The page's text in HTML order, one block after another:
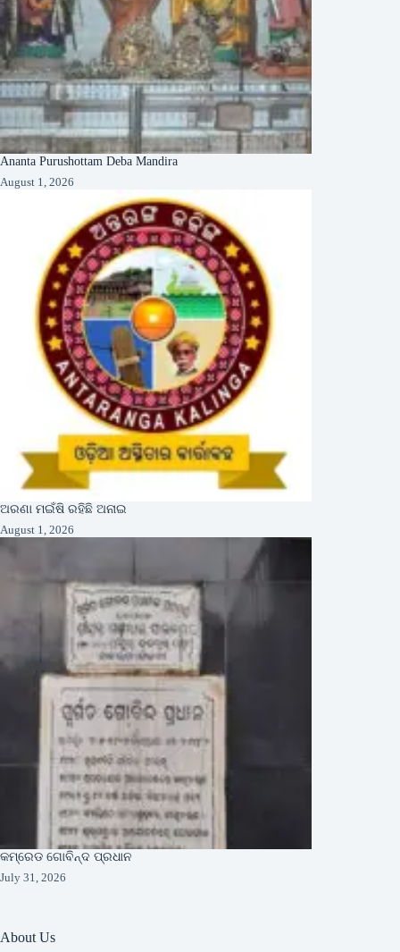
Ananta Purushottam Deba Mandira
August 1, 2026
ଅରଣା ମଇଁଷି ରହିଛି ଅନାଇ
August 1, 2026
କମ୍ରେଡ ଗୋବିନ୍ଦ ପ୍ରଧାନ
July 31, 2026
About Us